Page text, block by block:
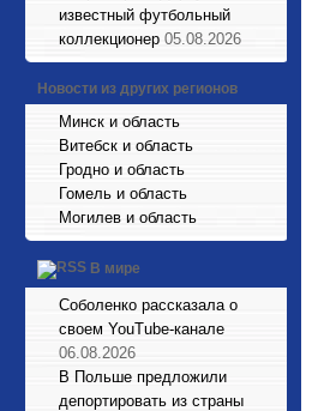
известный футбольный
коллекционер 05.08.2026
Новости из других регионов
Минск и область
Витебск и область
Гродно и область
Гомель и область
Могилев и область
В мире
Соболенко рассказала о
своем YouTube-канале
06.08.2026
В Польше предложили
депортировать из страны